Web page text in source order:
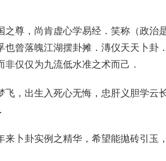
之尊，尚肯虚心学易经．笑称（政治
也曾落魄江湖摆卦摊．漙仪天天卜卦
非仅仅为九流低水准之术而己．
飞，出生入死心无悔，忠肝义胆学云
来卜卦实例之精华，希望能拋砖引玉